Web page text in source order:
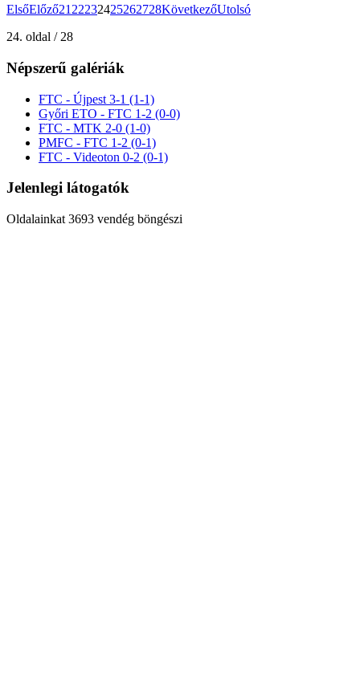
ElsőElőző21 22232425262728KövetkezőUtolsó
24. oldal / 28
Népszerű galériák
FTC - Újpest 3-1 (1-1)
Győri ETO - FTC 1-2 (0-0)
FTC - MTK 2-0 (1-0)
PMFC - FTC 1-2 (0-1)
FTC - Videoton 0-2 (0-1)
Jelenlegi látogatók
Oldalainkat 3693 vendég böngészi